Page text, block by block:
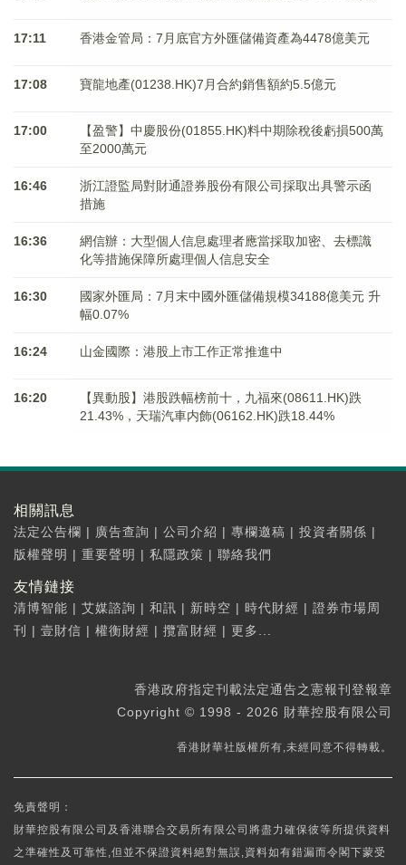
17:11 香港金管局：7月底官方外匯儲備資產為4478億美元
17:08 寶龍地產(01238.HK)7月合約銷售額約5.5億元
17:00
【盈警】中慶股份(01855.HK)料中期除稅後虧損500萬
至2000萬元
16:46
浙江證監局對財通證券股份有限公司採取出具警示函
措施
16:36
網信辦：大型個人信息處理者應當採取加密、去標識
化等措施保障所處理個人信息安全
16:30
國家外匯局：7月末中國外匯儲備規模34188億美元 升
幅0.07%
16:24 山金國際：港股上市工作正常推進中
16:20
【異動股】港股跌幅榜前十，九福來(08611.HK)跌
21.43%，天瑞汽車内飾(06162.HK)跌18.44%
相關訊息
法定公告欄 | 廣告查詢 | 公司介紹 | 專欄邀稿 | 投資者關係 |
版權聲明 | 重要聲明 | 私隱政策 | 聯絡我們
友情鏈接
清博智能 | 艾媒諮詢 | 和訊 | 新時空 | 時代財經 | 證券市場周
刊
| 壹財信 | 權衡財經 | 攬富財經 | 更多...
香港政府指定刊載法定通告之憲報刊登報章
Copyright © 1998 - 2026 財華控股有限公司
香港財華社版權所有,未經同意不得轉載。
免責聲明：
財華控股有限公司及香港聯合交易所有限公司將盡力確保彼等所提供資料
之準確性及可靠性,但並不保證資料絕對無誤,資料如有錯漏而令閣下蒙受